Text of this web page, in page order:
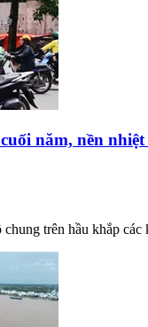
năm, nền
trên hầu khắp